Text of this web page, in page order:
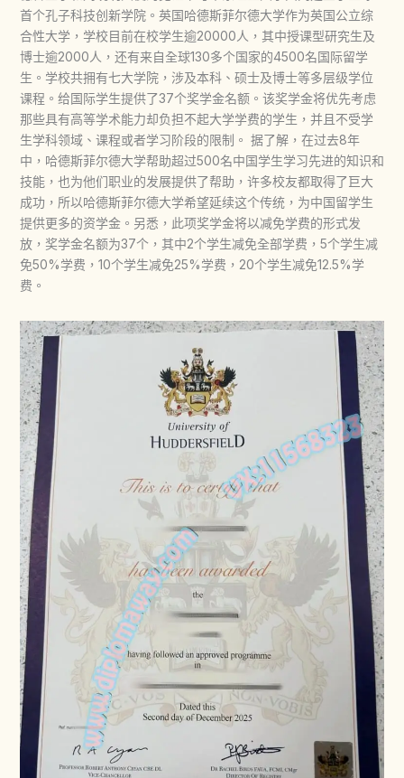
首个孔子科技创新学院。英国哈德斯菲尔德大学作为英国公立综
合性大学，学校目前在校学生逾20000人，其中授课型研究生及
博士逾2000人，还有来自全球130多个国家的4500名国际留学
生。学校共拥有七大学院，涉及本科、硕士及博士等多层级学位
课程。给国际学生提供了37个奖学金名额。该奖学金将优先考虑
那些具有高等学术能力却负担不起大学学费的学生，并且不受学
生学科领域、课程或者学习阶段的限制。 据了解，在过去8年
中，哈德斯菲尔德大学帮助超过500名中国学生学习先进的知识和
技能，也为他们职业的发展提供了帮助，许多校友都取得了巨大
成功，所以哈德斯菲尔德大学希望延续这个传统，为中国留学生
提供更多的资学金。另悉，此项奖学金将以减免学费的形式发
放，奖学金名额为37个，其中2个学生减免全部学费，5个学生减
免50%学费，10个学生减免25%学费，20个学生减免12.5%学
费。